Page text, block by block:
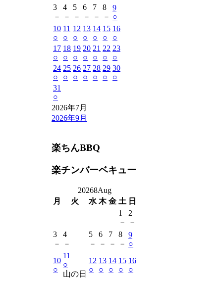
3
－
4
－
5
－
6
－
7
－
8
－
9
○
10
○
11
○
12
○
13
○
14
○
15
○
16
○
17
○
18
○
19
○
20
○
21
○
22
○
23
○
24
○
25
○
26
○
27
○
28
○
29
○
30
○
31
○
2026年7月
2026年9月
楽ちんBBQ
楽チンバーベキュー
20268Aug
月
火 水 木 金 土 日
1
－
2
－
3
－
4
－
5
－
6
－
7
－
8
－
9
○
10
○
11
○
山の日
12
○
13
○
14
○
15
○
16
○